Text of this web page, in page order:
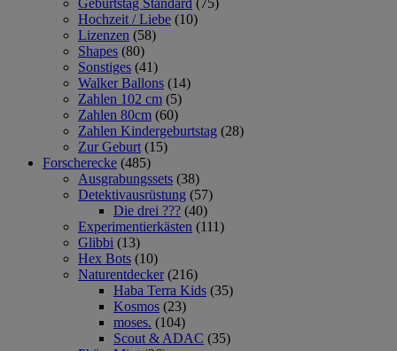
Hochzeit / Liebe (10)
Lizenzen (58)
Shapes (80)
Sonstiges (41)
Walker Ballons (14)
Zahlen 102 cm (5)
Zahlen 80cm (60)
Zahlen Kindergeburtstag (28)
Zur Geburt (15)
Forscherecke (485)
Ausgrabungssets (38)
Detektivausrüstung (57)
Die drei ??? (40)
Experimentierkästen (111)
Glibbi (13)
Hex Bots (10)
Naturentdecker (216)
Haba Terra Kids (35)
Kosmos (23)
moses. (104)
Scout & ADAC (35)